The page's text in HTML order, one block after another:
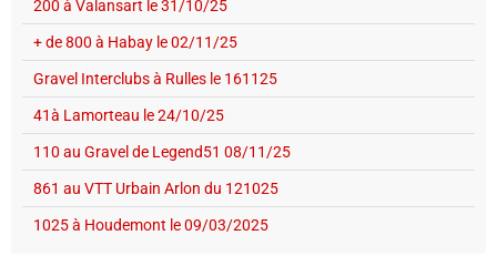
200 à Valansart le 31/10/25
+ de 800 à Habay le 02/11/25
Gravel Interclubs à Rulles le 161125
41à Lamorteau le 24/10/25
110 au Gravel de Legend51 08/11/25
861 au VTT Urbain Arlon du 121025
1025 à Houdemont le 09/03/2025